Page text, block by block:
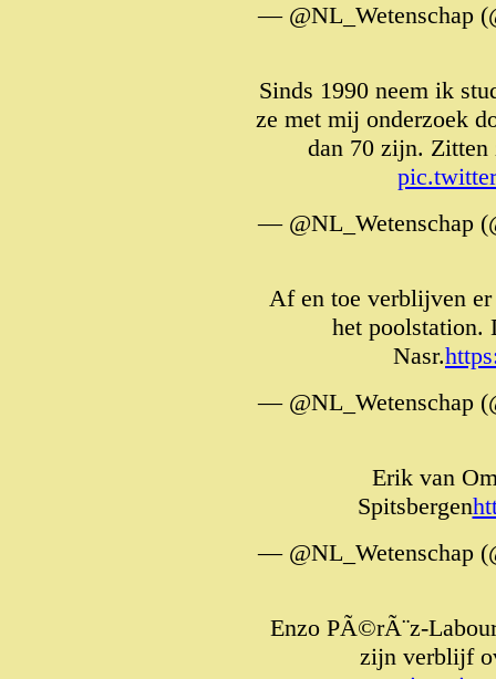
— @NL_Wetenschap
Sinds 1990 neem ik
ze met mij onderzoek
dan 70 zijn. Zitten
— @NL_Wetenschap
Af en toe verblijven
het poolstation.
Nasr.
— @NL_Wetenschap
Erik van
Spitsbergen
— @NL_Wetenschap
Enzo PÃ©rÃ¨z-
zijn verblijf